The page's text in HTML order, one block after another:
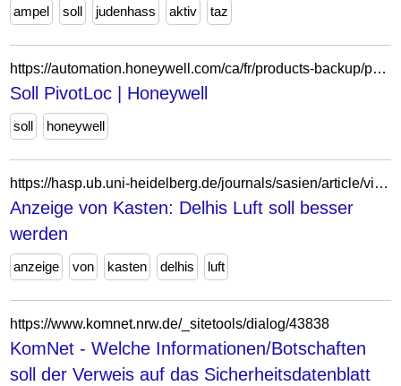
ampel soll judenhass aktiv taz
https://automation.honeywell.com/ca/fr/products-backup/personal-protective-equipment/fall-protection/horizontal-lifeline-systems/soll-pivotloc
Soll PivotLoc | Honeywell
soll honeywell
https://hasp.ub.uni-heidelberg.de/journals/sasien/article/view/27257/26648
Anzeige von Kasten: Delhis Luft soll besser
werden
anzeige von kasten delhis luft
https://www.komnet.nrw.de/_sitetools/dialog/43838
KomNet - Welche Informationen/Botschaften
soll der Verweis auf das Sicherheitsdatenblatt